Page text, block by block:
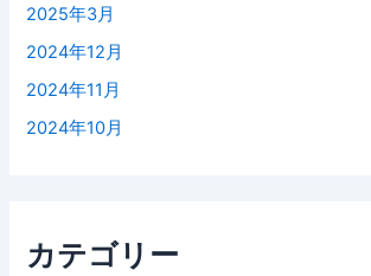
2025年3月
2024年12月
2024年11月
2024年10月
カテゴリー